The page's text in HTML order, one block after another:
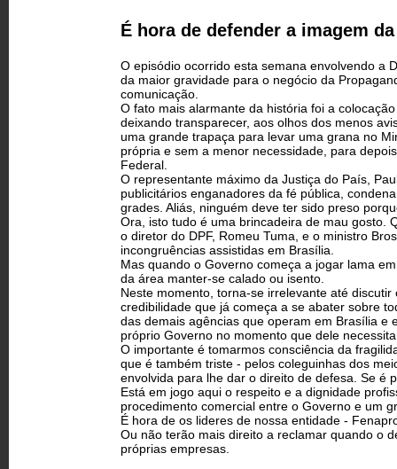
É hora de defender a imagem
O episódio ocorrido esta semana envolvendo a
da maior gravidade para o negócio da
comunicação.
O fato mais alarmante da história foi a
deixando transparecer, aos olhos dos menos
uma grande trapaça para levar uma grana no
própria e sem a menor necessidade, para
Federal.
O representante máximo da Justiça do País,
publicitários enganadores da fé pública,
grades. Aliás, ninguém deve ter sido preso
Ora, isto tudo é uma brincadeira de mau gosto.
o diretor do DPF, Romeu Tuma, e o ministro
incongruências assistidas em Brasília.
Mas quando o Governo começa a jogar lama
da área manter-se calado ou isento.
Neste momento, torna-se irrelevante até
credibilidade que já começa a se abater sobre
das demais agências que operam em Brasília
próprio Governo no momento que dele
O importante é tomarmos consciência da
que é também triste - pelos coleguinhas dos
envolvida para lhe dar o direito de defesa. Se é
Está em jogo aqui o respeito e a dignidade
procedimento comercial entre o Governo e um
É hora de os lideres de nossa entidade -
Ou não terão mais direito a reclamar quando o
próprias empresas.